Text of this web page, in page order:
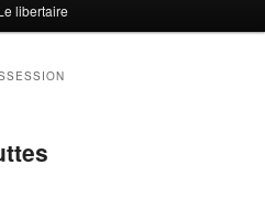
libertaire